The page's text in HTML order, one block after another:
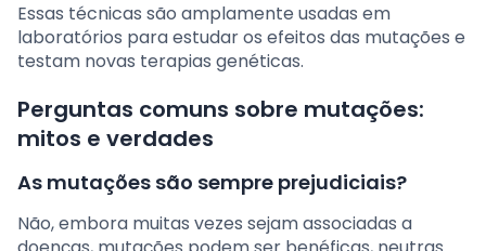
Essas técnicas são amplamente usadas em
laboratórios para estudar os efeitos das mutações e
testam novas terapias genéticas.
Perguntas comuns sobre mutações:
mitos e verdades
As mutações são sempre prejudiciais?
Não, embora muitas vezes sejam associadas a